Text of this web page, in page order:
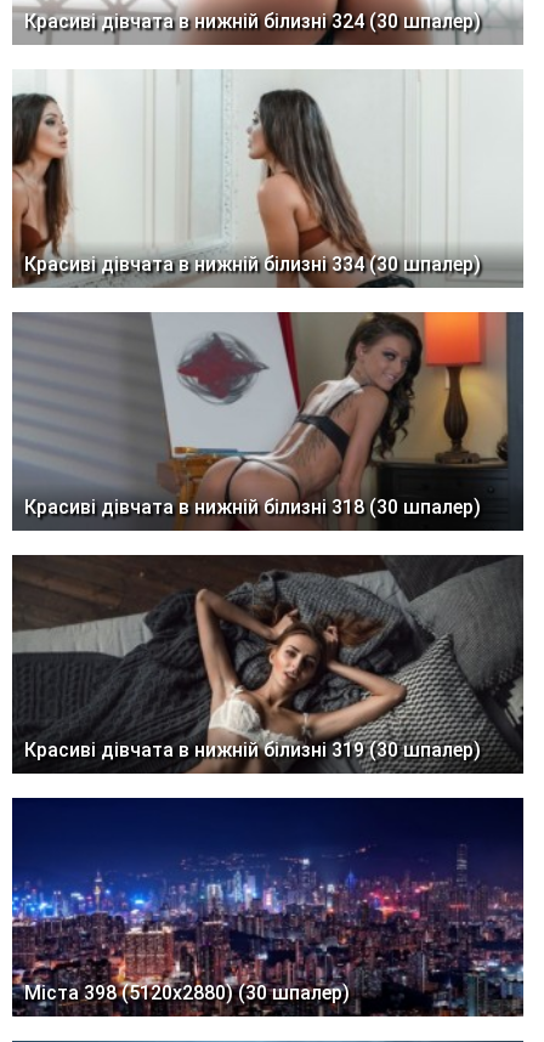
Красиві дівчата в нижній білизні 324 (30 шпалер)
Красиві дівчата в нижній білизні 334 (30 шпалер)
Красиві дівчата в нижній білизні 318 (30 шпалер)
Красиві дівчата в нижній білизні 319 (30 шпалер)
Міста 398 (5120x2880) (30 шпалер)